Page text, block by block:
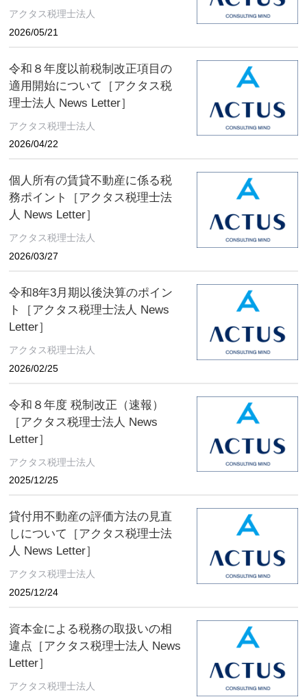
アクタス税理士法人
2026/05/21
令和８年度以前税制改正項目の
適用開始について［アクタス税
理士法人 News Letter］
アクタス税理士法人
2026/04/22
個人所有の賃貸不動産に係る税
務ポイント［アクタス税理士法
人 News Letter］
アクタス税理士法人
2026/03/27
令和8年3月期以後決算のポイン
ト［アクタス税理士法人 News
Letter］
アクタス税理士法人
2026/02/25
令和８年度 税制改正（速報）
［アクタス税理士法人 News
Letter］
アクタス税理士法人
2025/12/25
貸付用不動産の評価方法の見直
しについて［アクタス税理士法
人 News Letter］
アクタス税理士法人
2025/12/24
資本金による税務の取扱いの相
違点［アクタス税理士法人 News
Letter］
アクタス税理士法人